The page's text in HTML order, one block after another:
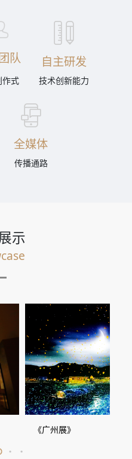
队
作式
自主研发
技术创新能力
全媒体
传播通路
示